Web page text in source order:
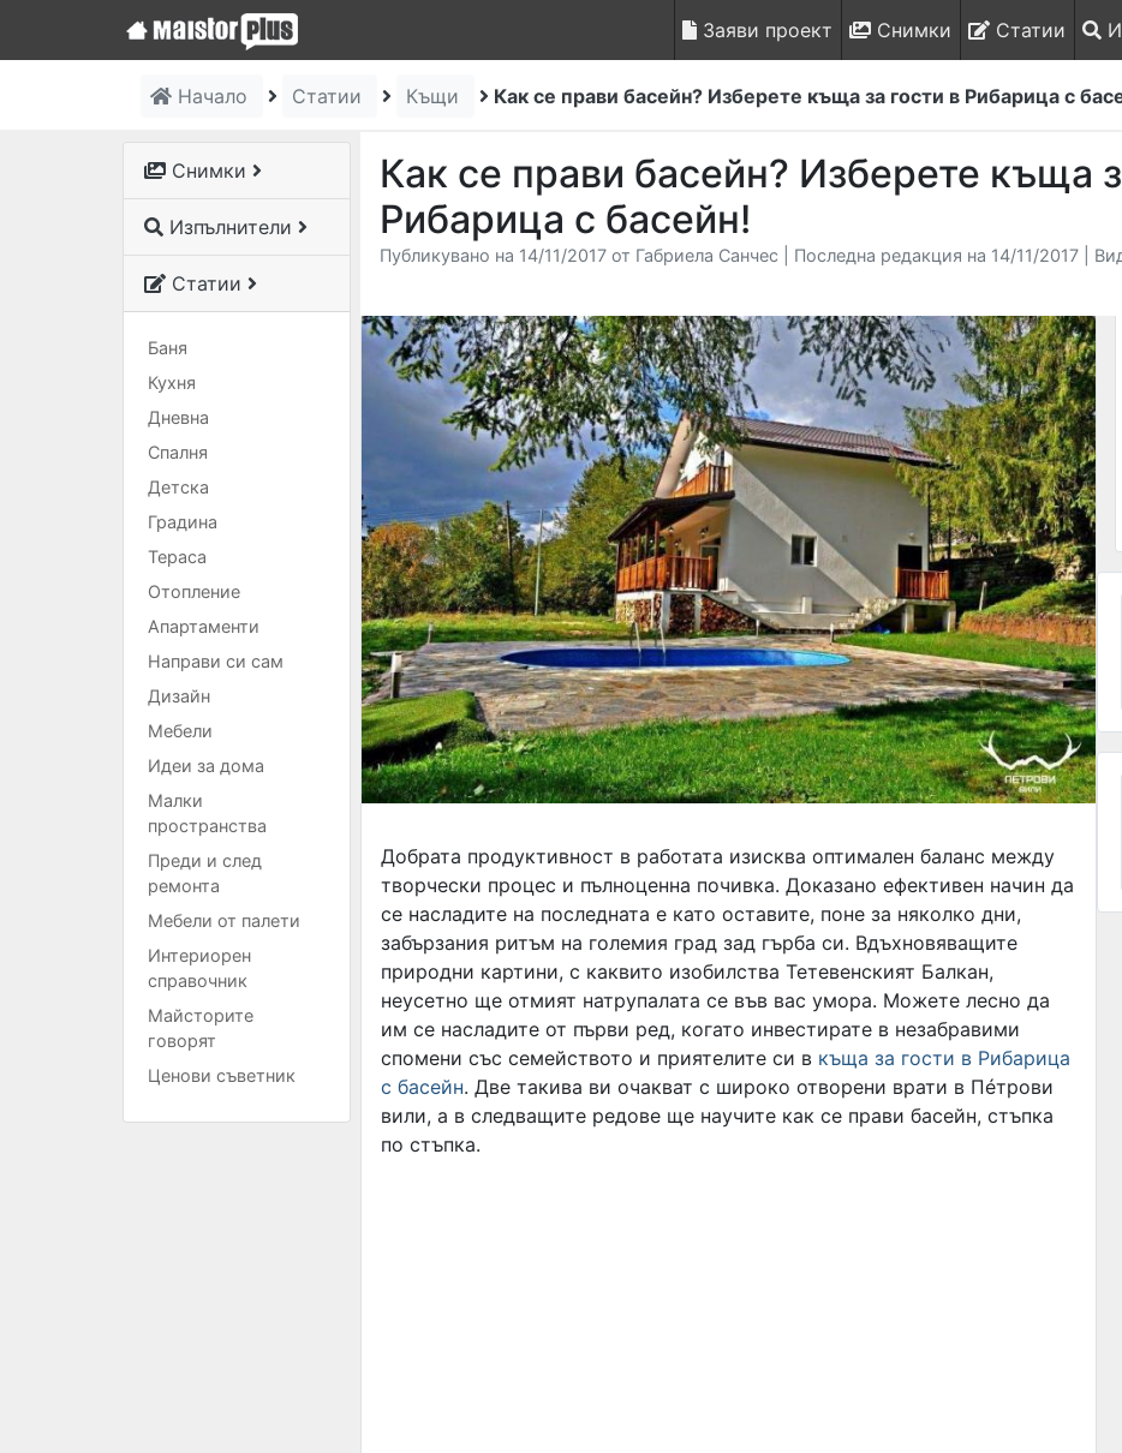
Заяви проект Снимки Статии
Начало Статии Къщи Как се прави басейн? Изберете къща за гости в Рибарица с
Снимки
Изпълнители
Статии
Баня
Кухня
Дневна
Спалня
Детска
Градина
Тераса
Отопление
Апартаменти
Направи си сам
Дизайн
Мебели
Идеи за дома
Малки
пространства
Преди и след
ремонта
Мебели от палети
Интериорен
справочник
Майсторите
говорят
Ценови съветник
Как се прави басейн? Изберете къща
Рибарица с басейн!
Публикувано на 14/11/2017 от Габриела Санчес | Последна редакция на 14/11/2017 |
Добрата продуктивност в работата изисква оптимален баланс между
творчески процес и пълноценна почивка. Доказано ефективен начин да
се насладите на последната е като оставите, поне за няколко дни,
забързания ритъм на големия град зад гърба си. Вдъхновяващите
природни картини, с каквито изобилства Тетевенският Балкан,
неусетно ще отмият натрупалата се във вас умора. Можете лесно да
им се насладите от първи ред, когато инвестирате в незабравими
спомени със семейството и приятелите си в къща за гости в Рибарица
с басейн. Две такива ви очакват с широко отворени врати в Пéтрови
вили, а в следващите редове ще научите как се прави басейн, стъпка
по стъпка.